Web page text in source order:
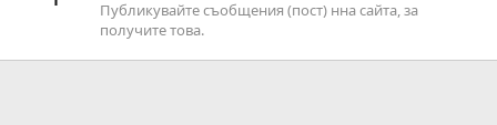
Публикувайте съобщения (пост) нна сайта, за
получите това.